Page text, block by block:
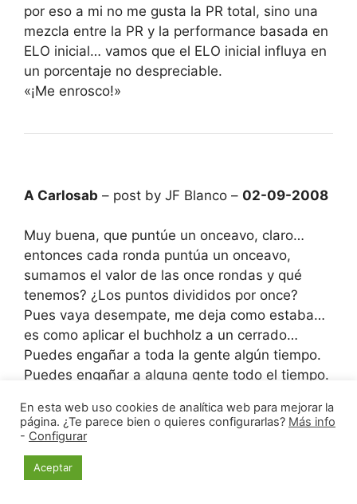
por eso a mi no me gusta la PR total, sino una
mezcla entre la PR y la performance basada en
ELO inicial… vamos que el ELO inicial influya en
un porcentaje no despreciable.
«¡Me enrosco!»
A Carlosab – post by JF Blanco – 02-09-2008
Muy buena, que puntúe un onceavo, claro…
entonces cada ronda puntúa un onceavo,
sumamos el valor de las once rondas y qué
tenemos? ¿Los puntos divididos por once?
Pues vaya desempate, me deja como estaba…
es como aplicar el buchholz a un cerrado…
Puedes engañar a toda la gente algún tiempo.
Puedes engañar a alguna gente todo el tiempo.
tiempo. Lincoln
En esta web uso cookies de analítica web para mejorar la
página. ¿Te parece bien o quieres configurarlas? Más info
- Configurar
Aceptar